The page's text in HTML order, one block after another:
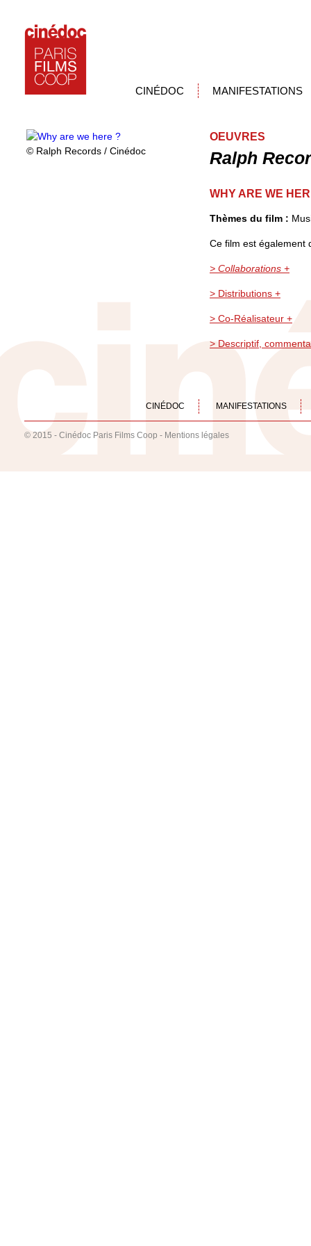
CINÉDOC MANIFESTATIONS
© Ralph Records / Cinédoc
OEUVRES
Ralph
WHY ARE WE
Thèmes du film :
Ce film est également
> Collaborations +
> Distributions +
> Co-Réalisateur +
> Descriptif,
CINÉDOC MANIFESTATIONS
© 2015 - Cinédoc Paris Films Coop - Mentions légales